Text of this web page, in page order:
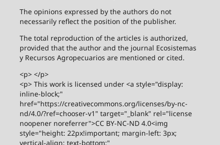
The opinions expressed by the authors do not
necessarily reflect the position of the publisher.
The total reproduction of the articles is authorized,
provided that the author and the journal Ecosistemas
y Recursos Agropecuarios are mentioned or cited.
<p> </p>
<p> This work is licensed under <a style="display:
inline-block;"
href="https://creativecommons.org/licenses/by-nc-
nd/4.0/?ref=chooser-v1" target="_blank" rel="license
noopener noreferrer">CC BY-NC-ND 4.0<img
style="height: 22px!important; margin-left: 3px;
vertical-align: text-bottom;"